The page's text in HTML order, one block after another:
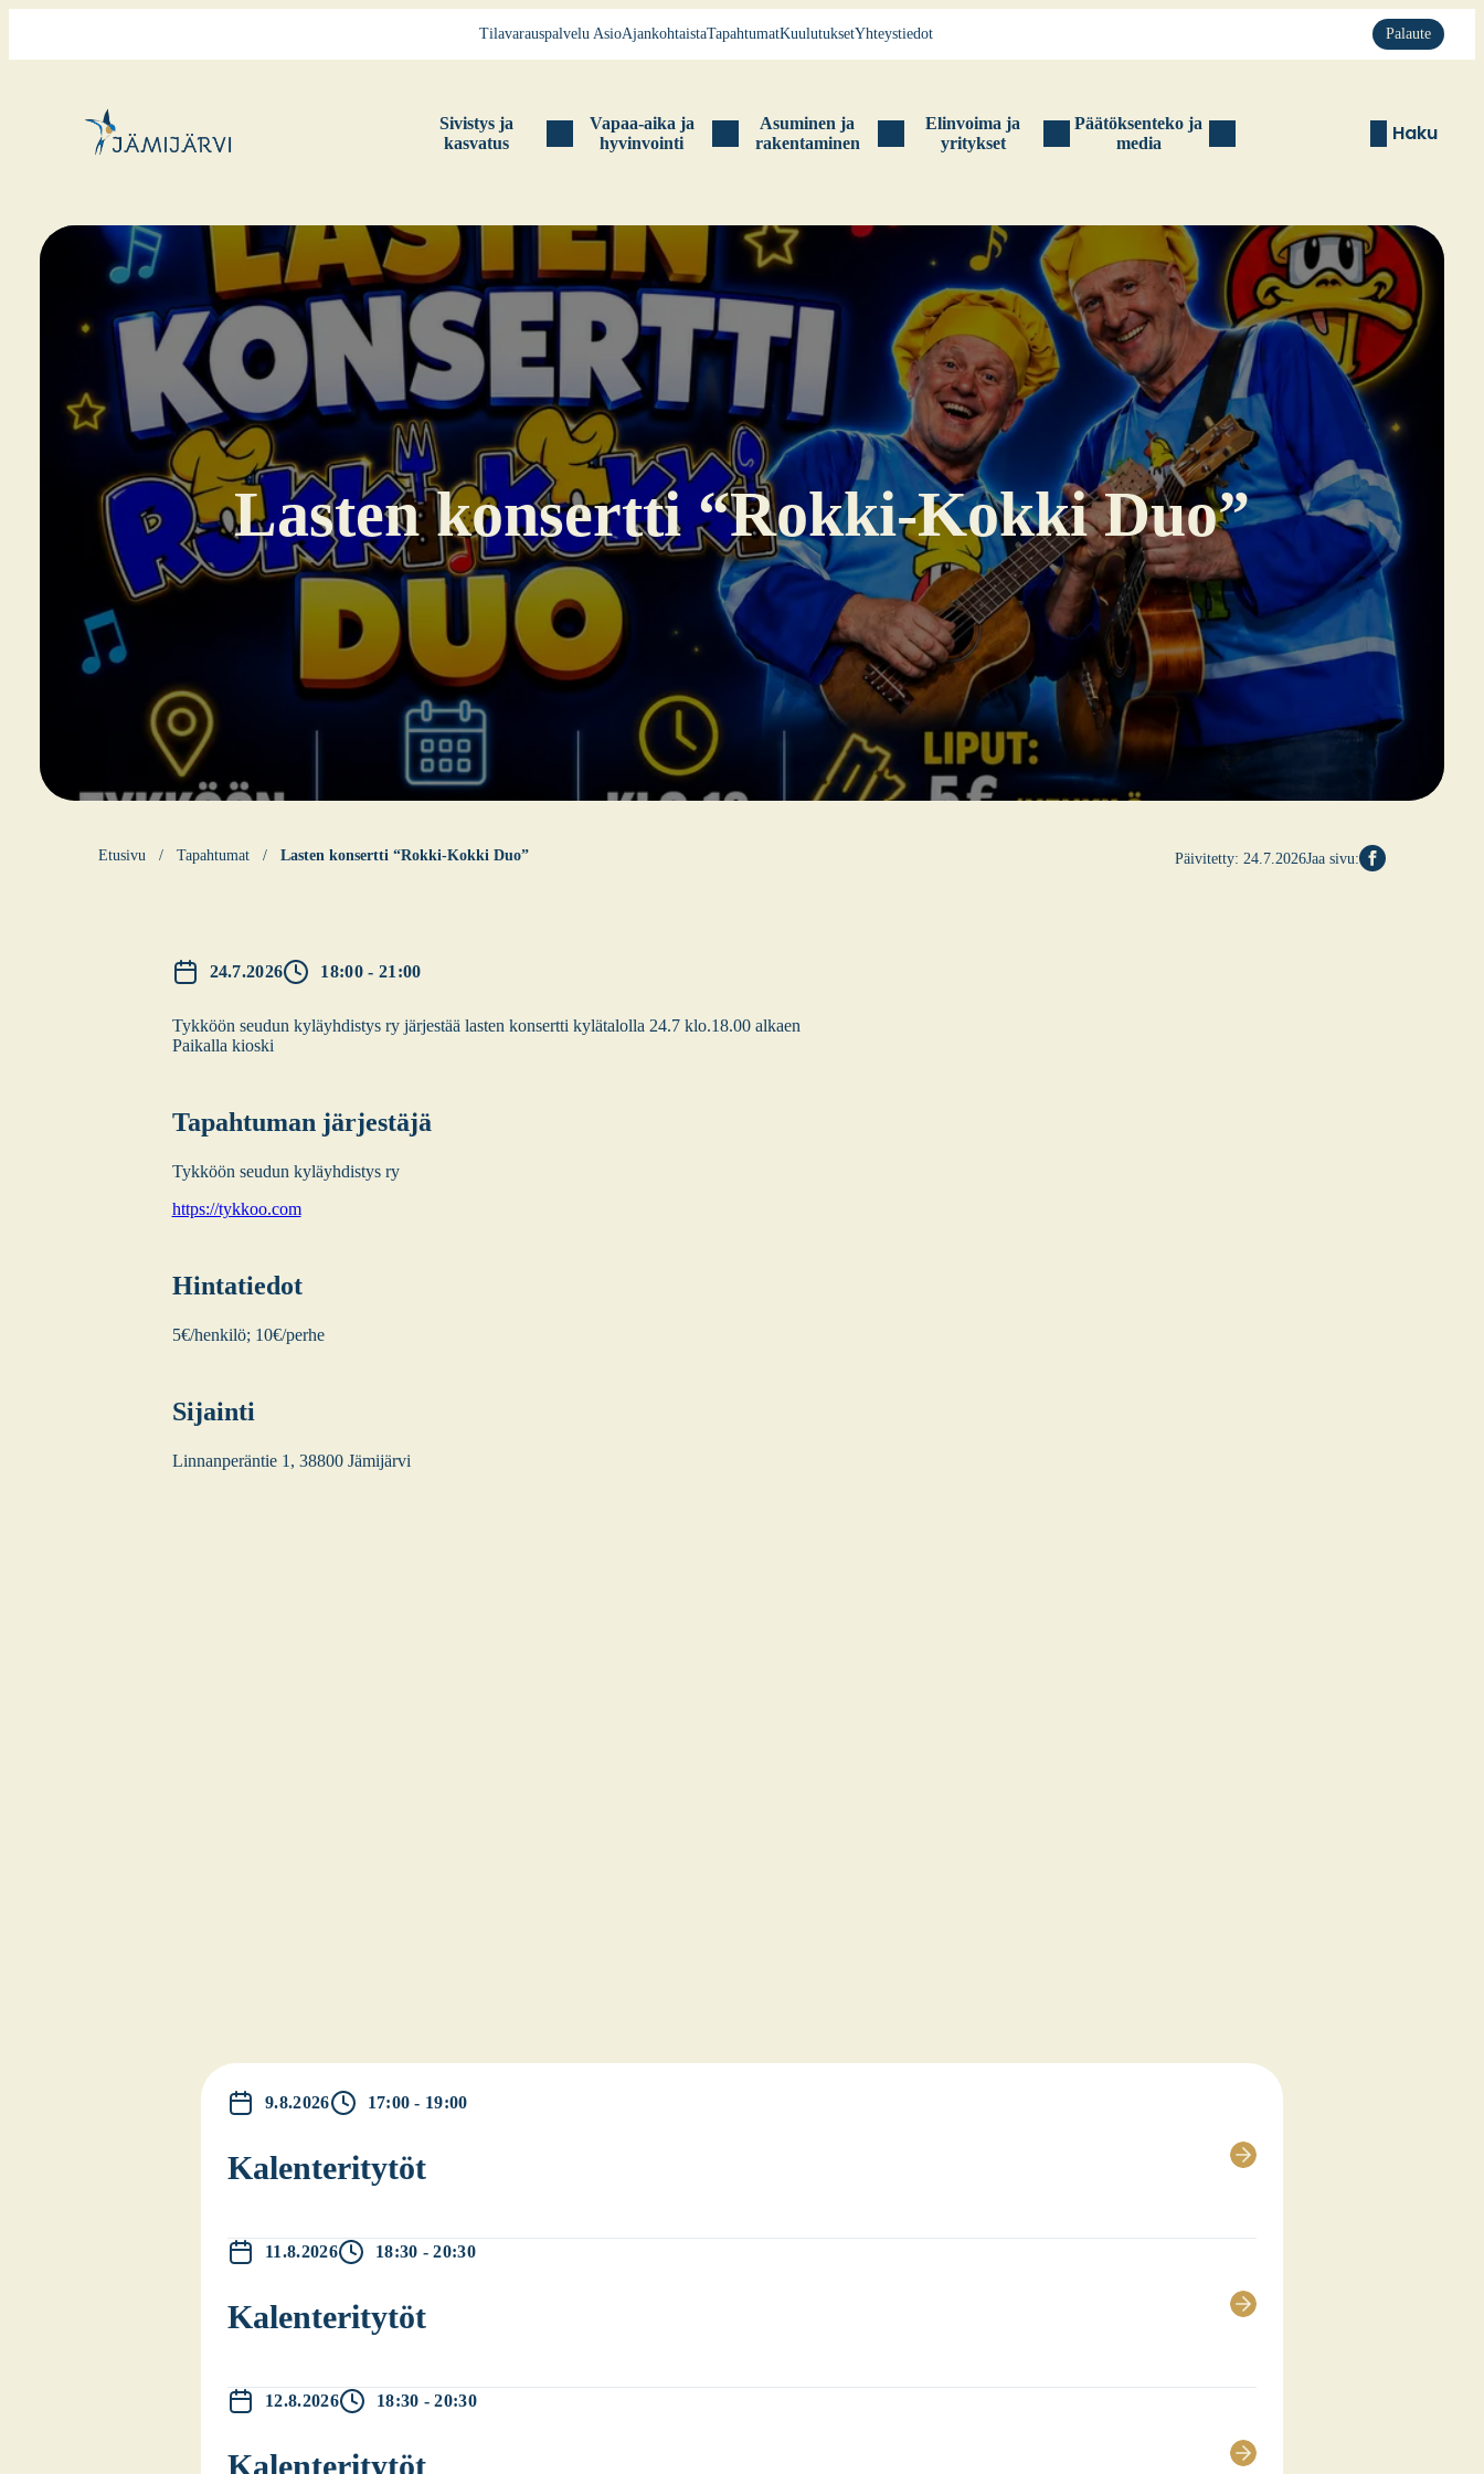
Tila­va­raus­pal­ve­lu AsioAjan­koh­tais­taTapah­tu­matKuu­lu­tuk­setYhteys­tie­dot Palaute
Sivis­tys ja
kas­va­tus
Vapaa-aika ja
hyvin­voin­ti
Asu­mi­nen ja
raken­ta­mi­nen
Elin­voi­ma ja
yri­tyk­set
Pää­tök­sen­te­ko ja
media
Haku
Las­ten kon­sert­ti “Rok­ki-Kok­ki Duo”
Etusi­vu Tapahtumat Las­ten kon­sert­ti “Rok­ki-Kok­ki Duo” Päivitetty: 24.7.2026Jaa sivu:
24.7.2026 18:00 - 21:00
Tyk­köön seu­dun kyläyh­dis­tys ry jär­jes­tää las­ten kon­sert­ti kylä­ta­lol­la 24.7 klo.18.00 alkaen
Pai­kal­la kios­ki
Tapah­tu­man jär­jes­tä­jä
Tyk­köön seu­dun kyläyh­dis­tys ry
https://tykkoo.com
Hin­ta­tie­dot
5€/henkilö; 10€/perhe
Sijain­ti
Lin­nan­pe­rän­tie 1, 38800 Jämi­jär­vi
9.8.2026 17:00 - 19:00
Kalen­te­ri­ty­töt
11.8.2026 18:30 - 20:30
Kalen­te­ri­ty­töt
12.8.2026 18:30 - 20:30
Kalen­te­ri­ty­töt